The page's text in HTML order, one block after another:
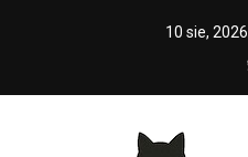
10 sie, 2026